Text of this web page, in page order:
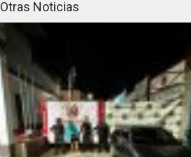
Otras Noticias